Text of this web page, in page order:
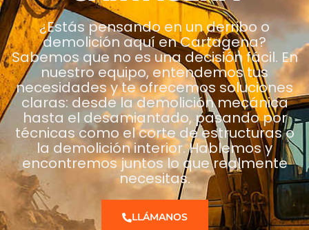
¿Estás pensando en un derribo o
demolición aquí en Cartagena?
Sabemos que no es una decisión fácil. En
nuestro equipo, entendemos tus
necesidades y te ofrecemos soluciones
claras: desde la demolición mecánica
hasta el desamiantado, pasando por
técnicas como el corte de estructuras o
la demolición interior. Hablemos y
encontremos juntos lo que realmente
necesitas.
LLÁMANOS